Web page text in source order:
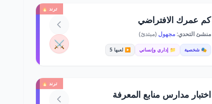
ترند 🔥
كم عمرك الافتراضي
منشئ التحدي:مجهول (مبتدئ)
🎭 شخصية 📁 إداري وإنساني ▶️ لعبها 5 ⚔️
ترند 🔥
اختبار مدارس منابع المعرفة